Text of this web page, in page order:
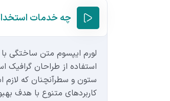
چه خدمات
لورم ایپسوم متن ساختگی
استفاده از طراحان گرافیک
ستون و سطرآنچنان که لازم
کاربردهای متنوع با هدف